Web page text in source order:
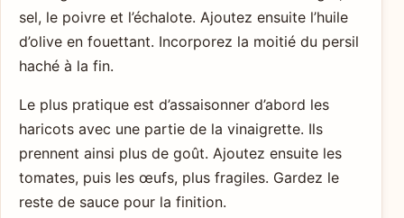
sel, le poivre et l’échalote. Ajoutez ensuite l’huile
d’olive en fouettant. Incorporez la moitié du persil
haché à la fin.
Le plus pratique est d’assaisonner d’abord les
haricots avec une partie de la vinaigrette. Ils
prennent ainsi plus de goût. Ajoutez ensuite les
tomates, puis les œufs, plus fragiles. Gardez le
reste de sauce pour la finition.